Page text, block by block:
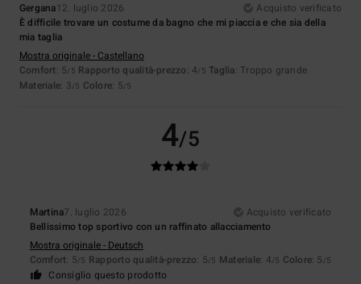
Gergana12. luglio 2026
Acquisto verificato
È difficile trovare un costume da bagno che mi piaccia e che sia della
mia taglia
Mostra originale - Castellano
Comfort: 5/5 Rapporto qualità-prezzo: 4/5 Taglia: Troppo grande
Materiale: 3/5 Colore: 5/5
4/5
Martina7. luglio 2026
Acquisto verificato
Bellissimo top sportivo con un raffinato allacciamento
Mostra originale - Deutsch
Comfort: 5/5 Rapporto qualità-prezzo: 5/5 Materiale: 4/5 Colore: 5 /5
Consiglio questo prodotto